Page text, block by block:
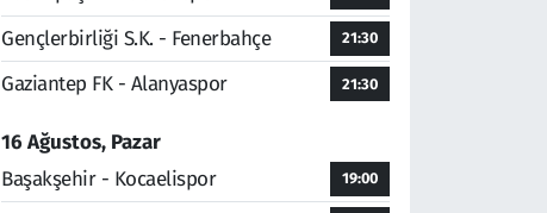
Gençlerbirliği S.K. - Fenerbahçe 21:30
Gaziantep FK - Alanyaspor 21:30
16 Ağustos, Pazar
Başakşehir - Kocaelispor
19:00